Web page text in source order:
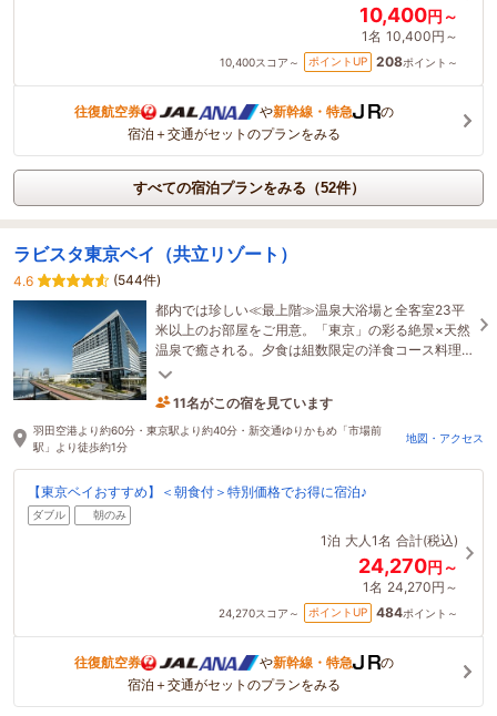
10,400円～
1名 10,400円～
10,400スコア～ ポイントUP 208ポイント～
往復航空券 や新幹線・特急
の
宿泊＋交通がセットのプランをみる
すべての宿泊プランをみる（52件）
ラビスタ東京ベイ（共立リゾート）
4.6
(544件)
都内では珍しい≪最上階≫温泉大浴場と全客室23平
米以上のお部屋をご用意。「東京」の彩る絶景×天然
温泉で癒される。夕食は組数限定の洋食コース料理
＆朝食は90種以上の和洋バイキングで舌鼓。
たった今予約されました
羽田空港より約60分・東京駅より約40分・新交通ゆりかもめ「市場前
駅」より徒歩約1分
地図・アクセス
【東京ベイおすすめ】＜朝食付＞特別価格でお得に宿泊♪
ダブル 朝のみ
1泊 大人1名 合計(税込)
24,270円～
1名 24,270円～
24,270スコア～ ポイントUP 484ポイント～
往復航空券 や新幹線・特急
の
宿泊＋交通がセットのプランをみる